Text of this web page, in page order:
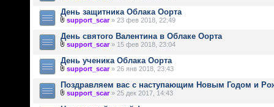
День защитника Облака Оорта
support_scar» 23 фев 2018, 22:49
День святого Валентина в Облаке Оорта
support_scar» 15 фев 2018, 23:04
День ученика Облака Оорта
support_scar» 26 янв 2018, 23:43
Поздравляем вас с наступающим Новым Годом и
support_scar» 25 дек 2017, 14:43